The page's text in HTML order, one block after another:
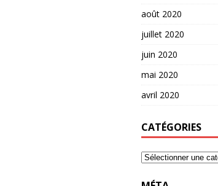
août 2020
juillet 2020
juin 2020
mai 2020
avril 2020
CATÉGORIES